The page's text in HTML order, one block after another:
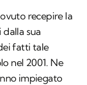
recepire la
sua
fatti tale
nel 2001. Ne
impiegato